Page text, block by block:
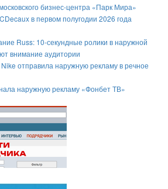
бизнес-центра «Парк Мира»
в первом полугодии 2026 года
Russ: 10-секундные ролики в наружной
внимание аудитории
отправила наружную рекламу в речное
наружную рекламу «Фонбет ТВ»